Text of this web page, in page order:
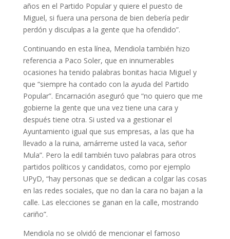
años en el Partido Popular y quiere el puesto de
Miguel, si fuera una persona de bien debería pedir
perdón y disculpas a la gente que ha ofendido”.
Continuando en esta línea, Mendiola también hizo
referencia a Paco Soler, que en innumerables
ocasiones ha tenido palabras bonitas hacia Miguel y
que “siempre ha contado con la ayuda del Partido
Popular”. Encarnación aseguró que “no quiero que me
gobierne la gente que una vez tiene una cara y
después tiene otra. Si usted va a gestionar el
Ayuntamiento igual que sus empresas, a las que ha
llevado a la ruina, amárreme usted la vaca, señor
Mula”. Pero la edil también tuvo palabras para otros
partidos políticos y candidatos, como por ejemplo
UPyD, “hay personas que se dedican a colgar las cosas
en las redes sociales, que no dan la cara no bajan a la
calle. Las elecciones se ganan en la calle, mostrando
cariño”.
Mendiola no se olvidó de mencionar el famoso